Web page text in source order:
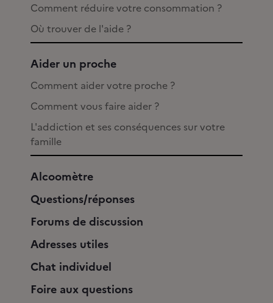
Comment réduire votre consommation ?
Où trouver de l'aide ?
Aider un proche
Comment aider votre proche ?
Comment vous faire aider ?
L'addiction et ses conséquences sur votre
famille
Alcoomètre
Questions/réponses
Forums de discussion
Adresses utiles
Chat individuel
Foire aux questions